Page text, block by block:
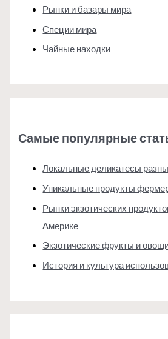
Рынки и базары мира
Специи мира
Чайные находки
Самые популярные
Локальные деликатесы
Уникальные продукты
Рынки экзотических
Америке
Экзотические фрукты и
История и культура